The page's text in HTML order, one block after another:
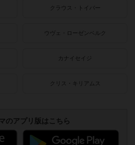
クラウス・トイバー
ウヴェ・ローゼンベルク
カナイセイジ
クリス・キリアムス
のアプリ版はこちら